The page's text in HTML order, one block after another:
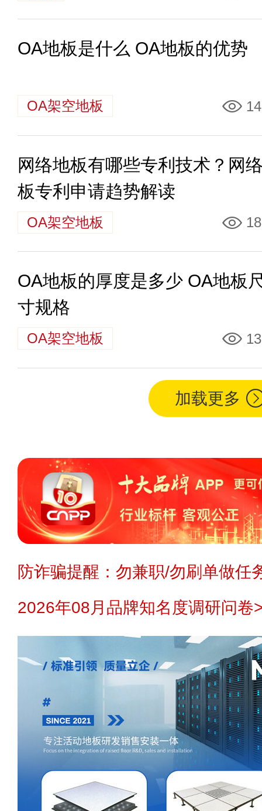
OA地板是什么 OA地板的优势
OA架空地板
网络地板有哪些专利技术？网
板专利申请趋势解读
OA架空地板
OA地板的厚度是多少 OA地板
寸规格
OA架空地板
加载更多
防诈骗提醒：勿兼职/勿刷单做任
2026年08月品牌知名度调研问卷